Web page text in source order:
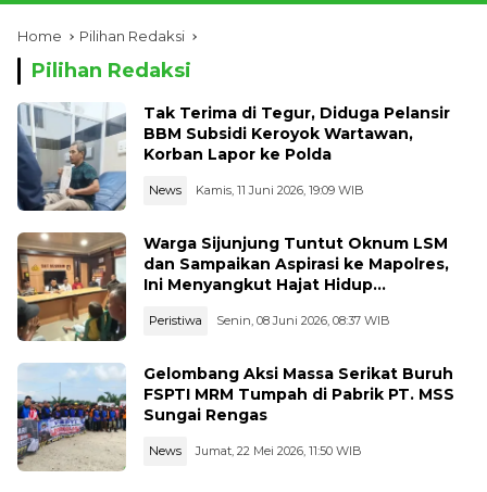
Home Pilihan Redaksi
Pilihan Redaksi
Tak Terima di Tegur, Diduga Pelansir
BBM Subsidi Keroyok Wartawan,
Korban Lapor ke Polda
News Kamis, 11 Juni 2026, 19:09 WIB
Warga Sijunjung Tuntut Oknum LSM
dan Sampaikan Aspirasi ke Mapolres,
Ini Menyangkut Hajat Hidup
Peristiwa Senin, 08 Juni 2026, 08:37 WIB
Gelombang Aksi Massa Serikat Buruh
FSPTI MRM Tumpah di Pabrik PT. MSS
Sungai Rengas
News Jumat, 22 Mei 2026, 11:50 WIB